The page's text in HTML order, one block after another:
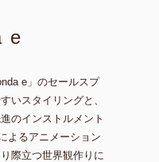
e
e」のセールスプ
いスタイリングと、
のインストルメント
よるアニメーション
際⽴つ世界観作りに